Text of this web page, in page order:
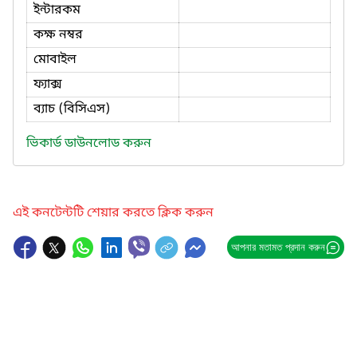
ইন্টারকম
কক্ষ নম্বর
মোবাইল
ফ্যাক্স
ব্যাচ (বিসিএস)
ভিকার্ড ডাউনলোড করুন
এই কনটেন্টটি শেয়ার করতে ক্লিক করুন
আপনার মতামত প্রদান করুন